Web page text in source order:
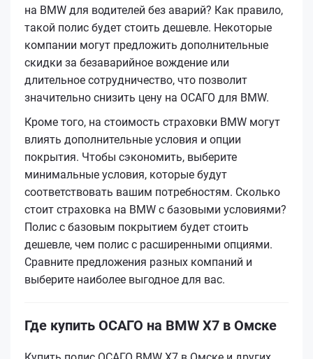
на BMW для водителей без аварий? Как правило,
такой полис будет стоить дешевле. Некоторые
компании могут предложить дополнительные
скидки за безаварийное вождение или
длительное сотрудничество, что позволит
значительно снизить цену на ОСАГО для BMW.
Кроме того, на стоимость страховки BMW могут
влиять дополнительные условия и опции
покрытия. Чтобы сэкономить, выберите
минимальные условия, которые будут
соответствовать вашим потребностям. Сколько
стоит страховка на BMW с базовыми условиями?
Полис с базовым покрытием будет стоить
дешевле, чем полис с расширенными опциями.
Сравните предложения разных компаний и
выберите наиболее выгодное для вас.
Где купить ОСАГО на BMW X7 в Омске